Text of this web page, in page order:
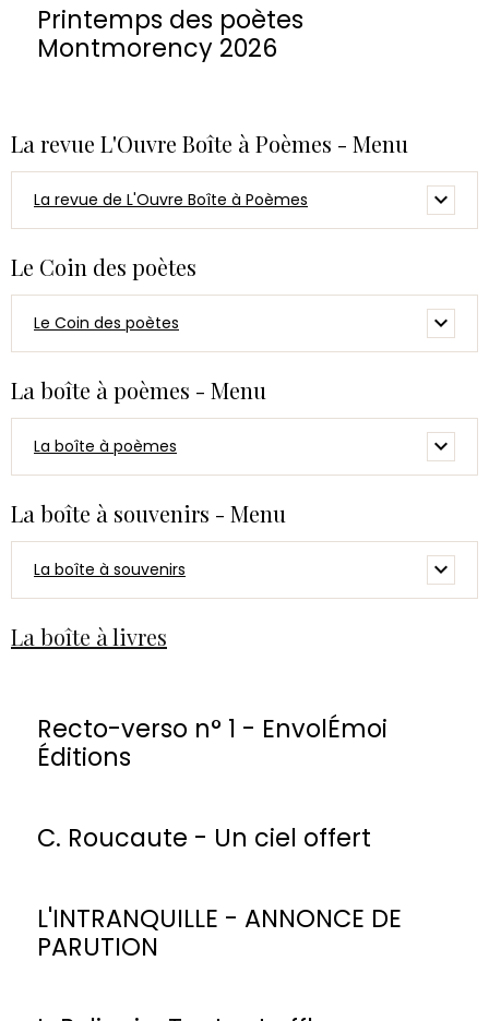
Printemps des poètes
Montmorency 2026
La revue L'Ouvre Boîte à Poèmes - Menu
La revue de L'Ouvre Boîte à Poèmes
Le Coin des poètes
Le Coin des poètes
La boîte à poèmes - Menu
La boîte à poèmes
La boîte à souvenirs - Menu
La boîte à souvenirs
La boîte à livres
Recto-verso n° 1 - EnvolÉmoi
Éditions
C. Roucaute - Un ciel offert
L'INTRANQUILLE - ANNONCE DE
PARUTION